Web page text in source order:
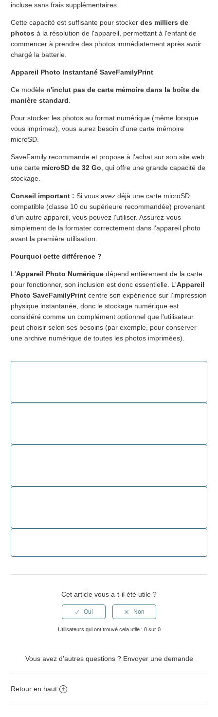
incluse sans frais supplémentaires.
Cette capacité est suffisante pour stockerdes milliers de
photos à la résolution de l'appareil, permettant à l'enfant de
commencer à prendre des photos immédiatement après avoir
chargé la batterie.
Appareil Photo Instantané SaveFamilyPrint
Ce modèle n'inclut pas de carte mémoire dans la boîte de
manière standard
Pour stocker les photos au format numérique (même lorsque
vous imprimez), vous aurez besoin d'une carte mémoire
microSD.
SaveFamily recommande et propose à l'achat sur son site web
une carte microSD de 32 Go , qui offre une grande capacité de
stockage.
Conseil important : Si vous avez déjà une carte microSD
compatible (classe 10 ou supérieure recommandée) provenant
d'un autre appareil, vous pouvez l'utiliser. Assurez-vous
simplement de la formater correctement dans l'appareil photo
avant la première utilisation.
Pourquoi cette différence ?
L'Appareil Photo Numérique dépend entièrement de la carte
pour fonctionner, son inclusion est donc essentielle. L'Appareil
Photo SaveFamilyPrint centre son expérience sur l'impression
physique instantanée, donc le stockage numérique est
considéré comme un complément optionnel que l'utilisateur
peut choisir selon ses besoins (par exemple, pour conserver
une archive numérique de toutes les photos imprimées).
Cet article vous a-t-il été utile ?
Utilisateurs qui ont trouvé cela utile : 0 sur 0
Vous avez d’autres questions ? Envoyer une demande
Retour en haut